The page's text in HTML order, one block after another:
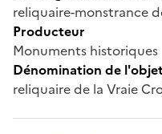
reliquaire-monstrance
Producteur
Monuments historiques
Dénomination de
reliquaire de la Vraie